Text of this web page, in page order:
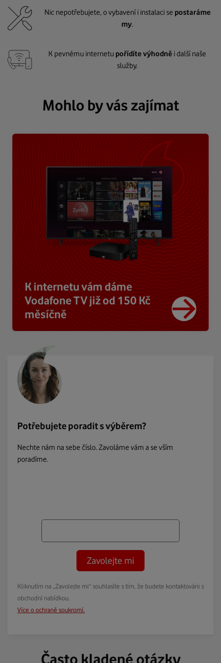
Nic nepotřebujete, o vybavení i instalaci se postaráme
my.
K pevnému internetu pořídíte výhodně i další naše
služby.
Mohlo by vás zajímat
K internetu vám dáme
Vodafone TV již od 150 Kč
měsíčně
Potřebujete poradit s výběrem?
Nechte nám na sebe číslo. Zavoláme vám a se vším
poradíme.
Zavolejte mi
Kliknutím na „Zavolejte mi“ souhlasíte s tím, že budete kontaktováni s
obchodní nabídkou.
Více o ochraně soukromí.
Často kladené otázky